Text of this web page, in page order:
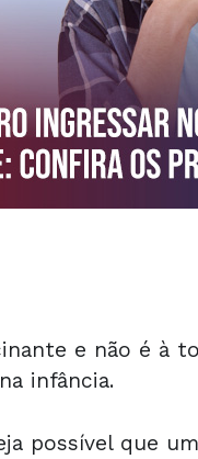
e não é à
infância.
possível que